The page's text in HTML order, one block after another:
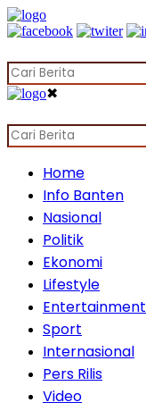
✖
Home
Info Banten
Nasional
Politik
Ekonomi
Lifestyle
Entertainment
Sport
Internasional
Pers Rilis
Video